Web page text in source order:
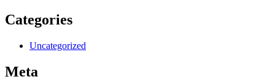
Categories
Uncategorized
Meta